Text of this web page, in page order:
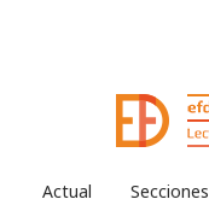
Actual Secciones